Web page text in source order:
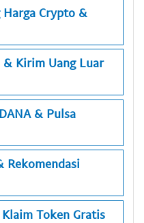
Crypto &
& Kirim Uang Luar
& Pulsa
Rekomendasi
Token Gratis